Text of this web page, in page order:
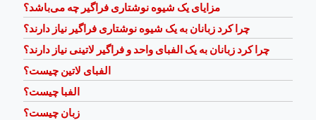
مزایای یک شیوه نوشتاری فراگیر چه می‌باشد؟
چرا کرد زبانان به یک شیوه نوشتاری فراگیر نیاز دارند؟
چرا کرد زبانان به یک الفبای واحد و فراگیر لاتینی نیاز دارند؟
الفبای لاتین چیست؟
الفبا چیست؟
زبان چیست؟